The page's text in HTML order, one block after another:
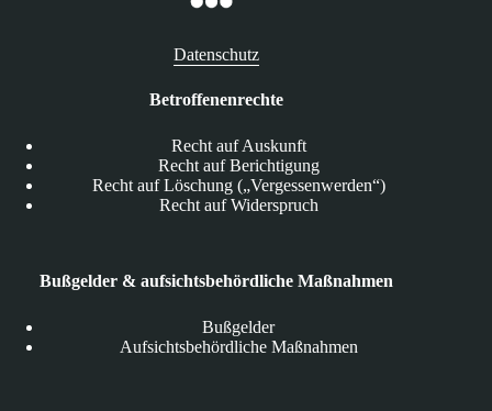
Datenschutz
Betroffenenrechte
Recht auf Auskunft
Recht auf Berichtigung
Recht auf Löschung („Vergessenwerden“)
Recht auf Widerspruch
Bußgelder & aufsichtsbehördliche Maßnahmen
Bußgelder
Aufsichtsbehördliche Maßnahmen